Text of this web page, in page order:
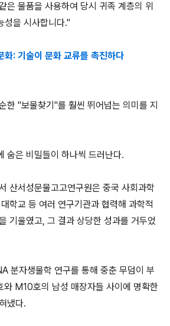
은 물품을 사용하여 당시 귀족 계층의 위
성을 시사합니다."
화: 기술이 문화 교류를 촉진하다
한 "보물찾기"를 훨씬 뛰어넘는 의미를 지
숨은 비밀들이 하나씩 드러난다.
산서성문물고고연구원은 중국 사회과학
학교 등 여러 연구기관과 협력해 과학적
기울였고, 그 결과 상당한 성과를 거두었
분자생물학 연구를 통해 중춘 무덤이 부
M10호의 남성 매장자들 사이에 명확한
냈다.